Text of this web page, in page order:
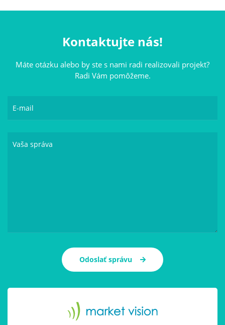
Kontaktujte nás!
Máte otázku alebo by ste s nami radi realizovali projekt?
Radi Vám pomôžeme.
E-mail
Vaša správa
Odoslať správu